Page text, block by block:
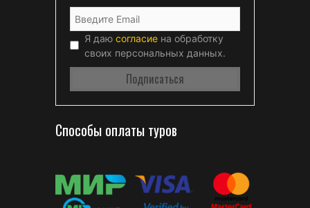
Я даю согласие на обработку
своих персональных данных.
Способы оплаты туров